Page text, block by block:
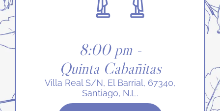
8:00 pm -
Quinta Cabañitas
Villa Real S/N, El Barrial, 67340,
Santiago, N.L.